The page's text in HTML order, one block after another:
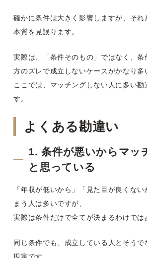
確かに条件は大きく影響しますが、それ
本質を見誤ります。
実際は、「条件そのもの」ではなく、条
方のズレで成立しないケースがかなり多
ここでは、マッチングしない人に多い勘
す。
よくある勘違い
1. 条件が悪いからマッ
と思っている
「年収が低いから」「見た目が良くな
まう人は多いですが、
実際は条件だけで全てが決まるわけでは
同じ条件でも、成立している人とそうで